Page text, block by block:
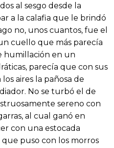
al sesgo desde la
a la calafia que le brindó
no, unos cuantos, fue el
cuello que más parecía
humillación en un
parecía que con sus
aires la pañosa de
No se turbó el de
sereno con
al cual ganó en
con una estocada
puso con los morros